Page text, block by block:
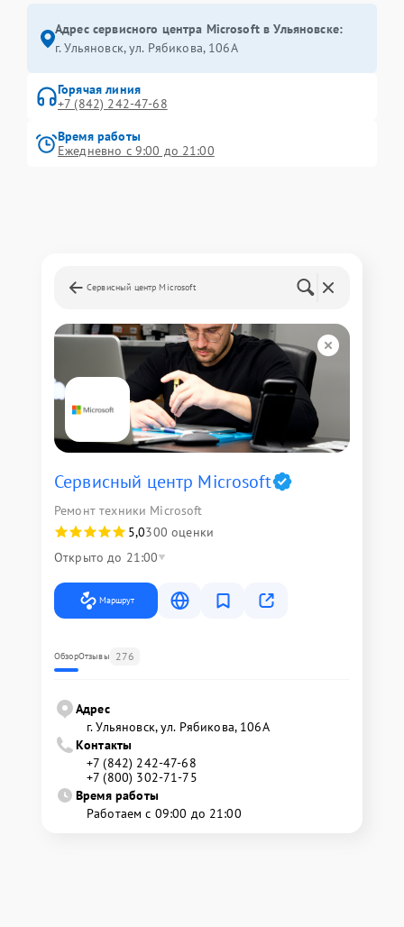
Адрес сервисного центра Microsoft в Ульяновске:
г. Ульяновск, ул. Рябикова, 106А
Горячая линия
+7 (842) 242-47-68
Время работы
Ежедневно с 9:00 до 21:00
Сервисный центр Microsoft
Сервисный центр Microsoft
Ремонт техники Microsoft
5,0300 оценки
Открыто до 21:00
Маршрут
ОбзорОтзывы 276
Адрес
г. Ульяновск, ул. Рябикова, 106А
Контакты
+7 (842) 242-47-68
+7 (800) 302-71-75
Время работы
Работаем с 09:00 до 21:00